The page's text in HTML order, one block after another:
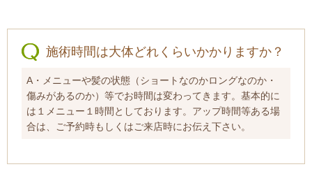
施術時間は大体どれくらいかかりますか？
A・メニューや髪の状態（ショートなのかロングなのか・
傷みがあるのか）等でお時間は変わってきます。基本的に
は１メニュー１時間としております。アップ時間等ある場
合は、ご予約時もしくはご来店時にお伝え下さい。